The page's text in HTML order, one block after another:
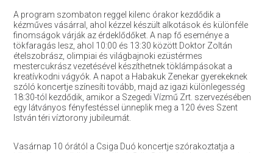
A program szombaton reggel kilenc órakor kezdődik a
kézműves vásárral, ahol kézzel készült alkotások és különféle
finomságok várják az érdeklődőket. A nap fő eseménye a
tökfaragás lesz, ahol 10:00 és 13:30 között Doktor Zoltán
ételszobrász, olimpiai és világbajnoki ezüstérmes
mestercukrász vezetésével készíthetnek töklámpásokat a
kreatívkodni vágyók. A napot a Habakuk Zenekar gyerekeknek
szóló koncertje színesíti tovább, majd az igazi különlegesség
18:30-tól kezdődik, amikor a Szegedi Vízmű Zrt. szervezésében
egy látványos fényfestéssel ünneplik meg a 120 éves Szent
István téri víztorony jubileumát.
Vasárnap 10 órától a Csiga Duó koncertje szórakoztatja a